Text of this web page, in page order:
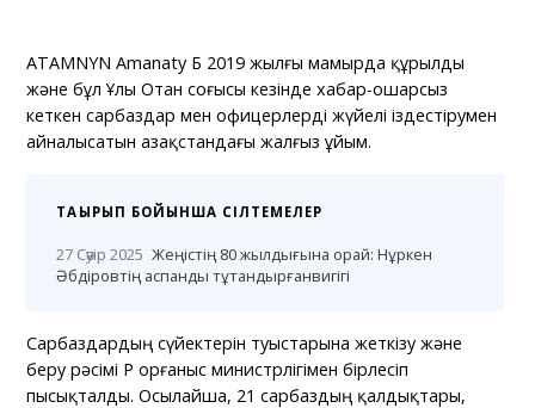
ATAMNYN Amanaty ҚБ 2019 жылғы мамырда құрылды
және бұл Ұлы Отан соғысы кезінде хабар-ошарсыз
кеткен сарбаздар мен офицерлерді жүйелі іздестірумен
айналысатын Қазақстандағы жалғыз ұйым.
ТАҚЫРЫП БОЙЫНША СІЛТЕМЕЛЕР
27 Сәуір 2025 Жеңістің 80 жылдығына орай: Нұркен
Әбдіровтің аспанды тұтандырғанвигігі
Сарбаздардың сүйектерін туыстарына жеткізу және
беру рәсімі ҚР Қорғаныс министрлігімен бірлесіп
пысықталды. Осылайша, 21 сарбаздың қалдықтары,